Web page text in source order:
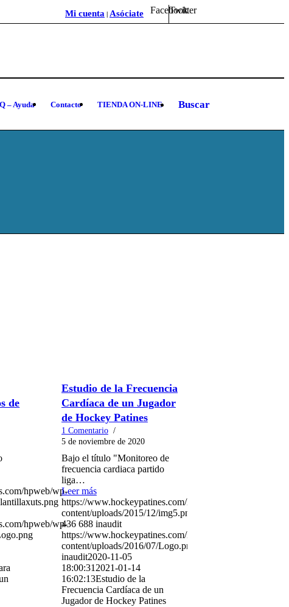
Facebook
Twitter
Mi cuenta | Asóciate
– Ayuda Contacto TIENDA ON-LINE Buscar
de
hpweb/wp-
hpweb/wp-
Estudio de la Frecuencia
Cardíaca de un Jugador
de Hockey Patines
1 Comentario /
5 de noviembre de 2020
Bajo el título "Monitoreo de
frecuencia cardiaca partido
liga…
Leer más
https://www.hockeypatines.com/hpweb/wp-
content/uploads/2015/12/img5.png
436 688 inaudit
https://www.hockeypatines.com/hpweb/wp-
content/uploads/2016/07/Logo.png
inaudit2020-11-05
18:00:312021-01-14
16:02:13Estudio de la
Frecuencia Cardíaca de un
Jugador de Hockey Patines